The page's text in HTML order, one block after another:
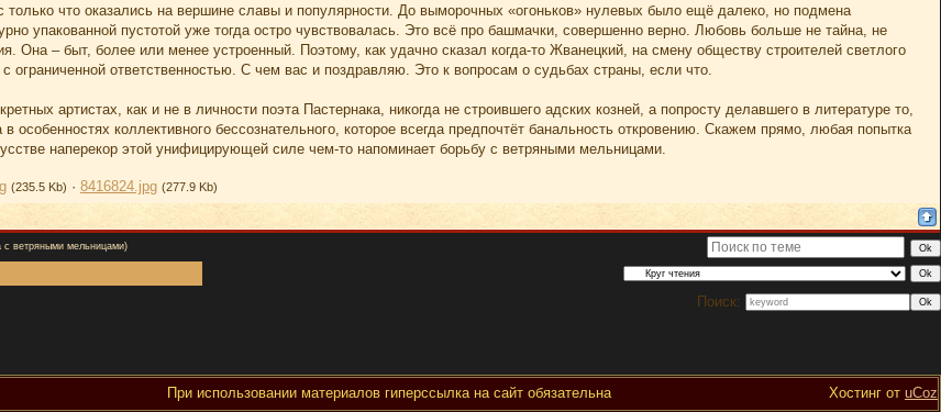
только что оказались на вершине славы и популярности. До выморочных «огоньков» нулевых было ещё далеко, но подмена
упакованной пустотой уже тогда остро чувствовалась. Это всё про башмачки, совершенно верно. Любовь больше не тайна, не
Она – быт, более или менее устроенный. Поэтому, как удачно сказал когда-то Жванецкий, на смену обществу строителей светлого
ограниченной ответственностью. С чем вас и поздравляю. Это к вопросам о судьбах страны, если что.
артистах, как и не в личности поэта Пастернака, никогда не строившего адских козней, а попросту делавшего в литературе то,
особенностях коллективного бессознательного, которое всегда предпочтёт банальность откровению. Скажем прямо, любая попытка
наперекор этой унифицирующей силе чем-то напоминает борьбу с ветряными мельницами.
(235.5 Kb) · 8416824.jpg (277.9 Kb)
с ветряными мельницами)
Поиск:
При использовании материалов гиперссылка на сайт обязательна Хостинг от uCoz